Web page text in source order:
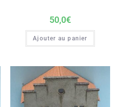
50,0€
Ajouter au panier